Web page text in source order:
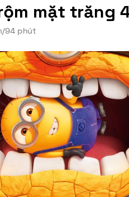
mặt trăng
/94 phút